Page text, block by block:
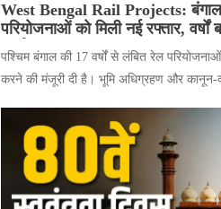
West Bengal Rail Projects:
परियोजनाओं को मिली नई रफ्तार, वर्षों
कार्य
पश्चिम बंगाल की 17 वर्षों से लंबित रेल
करने की मंजूरी दी है। भूमि अधिग्रहण और